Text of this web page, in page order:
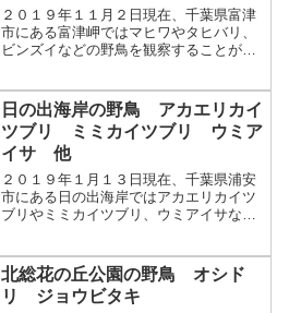
２０１９年１１月２日現在、千葉県富津
市にある富津岬ではマヒワやタヒバリ、
ビンズイなどの野鳥を観察することがで
日の出海岸の野鳥 アカエリカイ
ツブリ ミミカイツブリ ウミア
イサ 他
２０１９年１月１３日現在、千葉県浦安
市にある日の出海岸ではアカエリカイツ
ブリやミミカイツブリ、ウミアイサなど
北総花の丘公園の野鳥 オシド
リ ジョウビタキ